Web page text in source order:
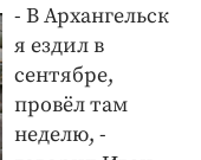
- В Архангельск
я ездил в
сентябре,
провёл там
неделю, -